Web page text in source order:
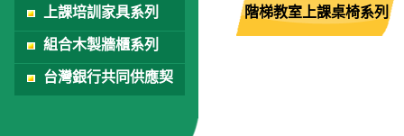
上課培訓家具系列
組合木製牆櫃系列
台灣銀行共同供應契
階梯教室上課桌椅系列